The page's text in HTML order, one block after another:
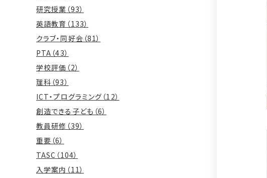
研究授業（93）
英語教育（133）
クラブ・同好会（81）
PTA（43）
学校評価（2）
理科（93）
ICT・プログラミング（12）
創造できる子ども（6）
教員研修（39）
重要（6）
TASC（104）
入学案内（11）